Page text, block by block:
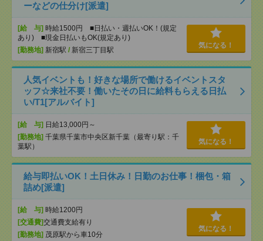
ーなどの仕分け[派遣]
[給 与] 時給1500円 ■日払い・週払いOK！(規定
あり) ■現金日払いもOK(規定あり)
[勤務地] 新宿駅 / 新宿三丁目駅
気になる！
人気イベントも！好きな場所で働けるイベントスタ
ッフ☆来社不要！働いたその日に給料もらえる日払
い/T1[アルバイト]
[給 与] 日給13,000円～
[勤務地] 千葉県千葉市中央区新千葉（最寄り駅：千
葉駅）
気になる！
給与即払いOK！土日休み！日勤のお仕事！梱包・箱
詰め[派遣]
[給 与] 時給1200円
[交通費]交通費支給有り
[勤務地] 茂原駅から車10分
気になる！